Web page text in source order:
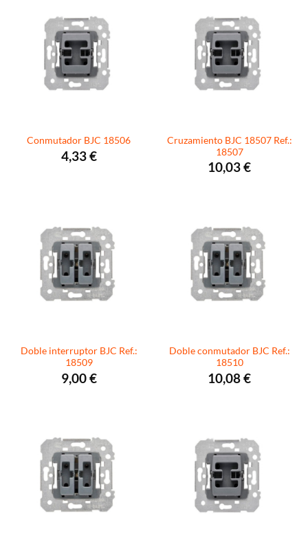
Conmutador BJC 18506
4,33€
Cruzamiento BJC 18507 Ref.:
18507
10,03€
Doble interruptor BJC Ref.:
18509
9,00€
Doble conmutador BJC Ref.:
18510
10,08€